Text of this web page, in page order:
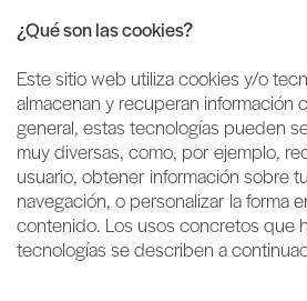
¿Qué son las cookies?
Este sitio web utiliza cookies y/o
almacenan y recuperan información
general, estas tecnologías pueden
muy diversas, como, por ejemplo,
usuario, obtener información sobre
navegación, o personalizar la forma
contenido. Los usos concretos que
tecnologías se describen a